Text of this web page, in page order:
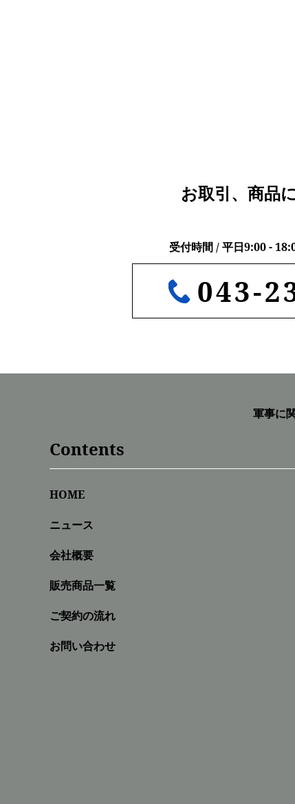
お取引、商品
受付時間 / 平日9:00 -
043-
軍事に
Contents
HOME
ニュース
会社概要
販売商品一覧
ご契約の流れ
お問い合わせ